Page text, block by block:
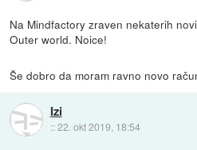
Na Mindfactory zraven nekaterih
Outer world. Noice!
Še dobro da moram ravno novo
Izi
::22. okt 2019, 18:54